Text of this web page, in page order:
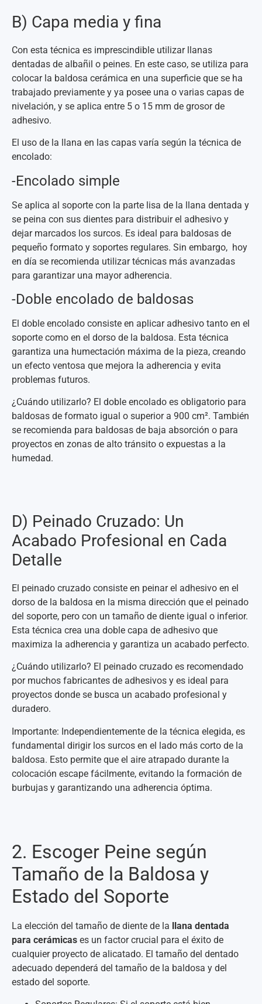
B) Capa media y fina
Con esta técnica es imprescindible utilizar llanas
dentadas de albañil o peines. En este caso, se utiliza para
colocar la baldosa cerámica en una superficie que se ha
trabajado previamente y ya posee una o varias capas de
nivelación, y se aplica entre 5 o 15 mm de grosor de
adhesivo.
El uso de la llana en las capas varía según la técnica de
encolado:
-Encolado simple
Se aplica al soporte con la parte lisa de la llana dentada y
se peina con sus dientes para distribuir el adhesivo y
dejar marcados los surcos. Es ideal para baldosas de
pequeño formato y soportes regulares. Sin embargo, hoy
en día se recomienda utilizar técnicas más avanzadas
para garantizar una mayor adherencia.
-Doble encolado de baldosas
El doble encolado consiste en aplicar adhesivo tanto en el
soporte como en el dorso de la baldosa. Esta técnica
garantiza una humectación máxima de la pieza, creando
un efecto ventosa que mejora la adherencia y evita
problemas futuros.
¿Cuándo utilizarlo? El doble encolado es obligatorio para
baldosas de formato igual o superior a 900 cm². También
se recomienda para baldosas de baja absorción o para
proyectos en zonas de alto tránsito o expuestas a la
humedad.
D) Peinado Cruzado: Un
Acabado Profesional en Cada
Detalle
El peinado cruzado consiste en peinar el adhesivo en el
dorso de la baldosa en la misma dirección que el peinado
del soporte, pero con un tamaño de diente igual o inferior.
Esta técnica crea una doble capa de adhesivo que
maximiza la adherencia y garantiza un acabado perfecto.
¿Cuándo utilizarlo? El peinado cruzado es recomendado
por muchos fabricantes de adhesivos y es ideal para
proyectos donde se busca un acabado profesional y
duradero.
Importante: Independientemente de la técnica elegida, es
fundamental dirigir los surcos en el lado más corto de la
baldosa. Esto permite que el aire atrapado durante la
colocación escape fácilmente, evitando la formación de
burbujas y garantizando una adherencia óptima.
2. Escoger Peine según
Tamaño de la Baldosa y
Estado del Soporte
La elección del tamaño de diente de la llana dentada
para cerámicas es un factor crucial para el éxito de
cualquier proyecto de alicatado. El tamaño del dentado
adecuado dependerá del tamaño de la baldosa y del
estado del soporte.